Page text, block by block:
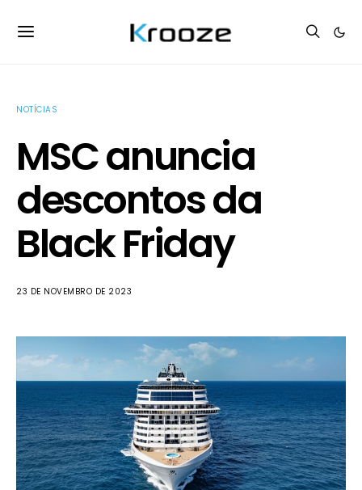
NOTÍCIAS
MSC anuncia
descontos da
Black Friday
23 DE NOVEMBRO DE 2023